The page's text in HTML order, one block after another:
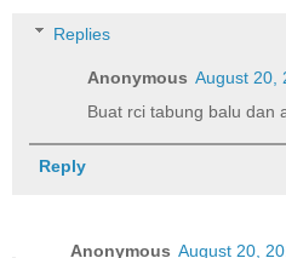
Replies
Anonymous August 20,
Buat rci tabung balu dan
Reply
Anonymous August 20,